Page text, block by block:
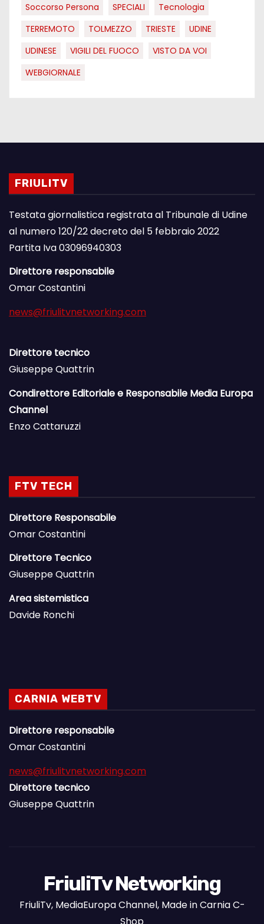
Soccorso Persona
SPECIALI
Tecnologia
TERREMOTO
TOLMEZZO TRIESTE
UDINE
UDINESE
VIGILI DEL FUOCO
VISTO DA VOI
WEBGIORNALE
FRIULITV
Testata giornalistica registrata al Tribunale di Udine
al numero 120/22 decreto del 5 febbraio 2022
Partita Iva 03096940303
Direttore responsabile
Omar Costantini
news@friulitvnetworking.com
Direttore tecnico
Giuseppe Quattrin
Condirettore Editoriale e Responsabile Media Europa
Channel
Enzo Cattaruzzi
FTV TECH
Direttore Responsabile
Omar Costantini
Direttore Tecnico
Giuseppe Quattrin
Area sistemistica
Davide Ronchi
CARNIA WEBTV
Direttore responsabile
Omar Costantini
news@friulitvnetworking.com
Direttore tecnico
Giuseppe Quattrin
FriuliTv Networking
FriuliTv, MediaEuropa Channel, Made in Carnia C-